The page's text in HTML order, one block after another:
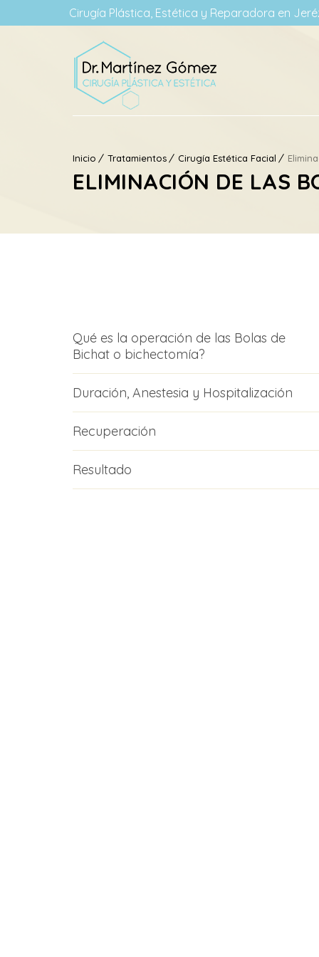
Cirugía Plástica, Estética y Reparadora en
Inicio Tratamientos Cirugía Estética Facial
ELIMINACIÓN DE LAS
Qué es la operación de las Bolas de
Bichat o bichectomía?
Duración, Anestesia y Hospitalización
Recuperación
Resultado